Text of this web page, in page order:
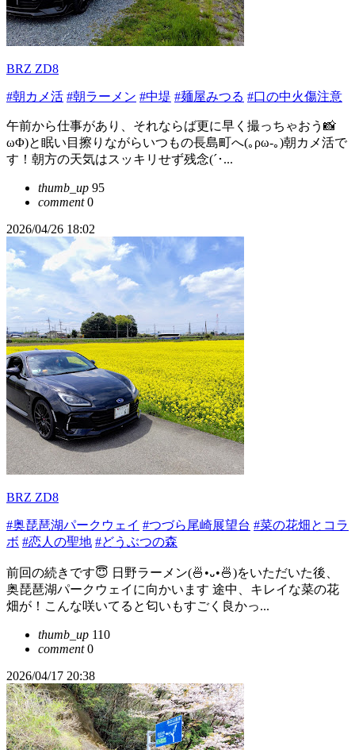
BRZ ZD8
#朝カメ活 #朝ラーメン #中堤 #麺屋みつる #口の中火傷注意
午前から仕事があり、それならば更に早く撮っちゃおう📸
ωΦ)と眠い目擦りながらいつもの長島町へ(｡ρω-｡)朝カメ活で
す！朝方の天気はスッキリせず残念(´･...
thumb_up 95
comment0
2026/04/26 18:02
BRZ ZD8
#奥琵琶湖パークウェイ #つづら尾崎展望台 #菜の花畑とコラ
ボ #恋人の聖地 #どうぶつの森
前回の続きです😇 日野ラーメン(🍜•᎑•🍜)をいただいた後、
奥琵琶湖パークウェイに向かいます 途中、キレイな菜の花
畑が！こんな咲いてると匂いもすごく良かっ...
thumb_up 110
comment0
2026/04/17 20:38